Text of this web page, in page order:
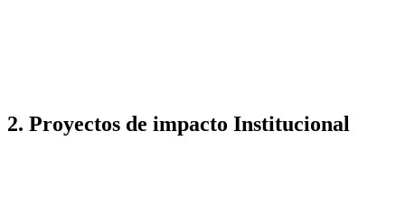
2. Proyectos de impacto Institucional